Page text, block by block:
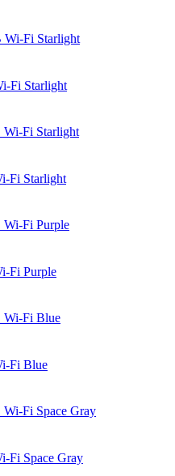
Fi Starlight
Fi Starlight
Fi Purple
Fi Blue
Fi Space Gray